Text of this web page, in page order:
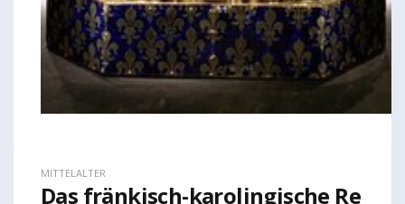
MITTELALTER
Das fränkisch-karolingische Re